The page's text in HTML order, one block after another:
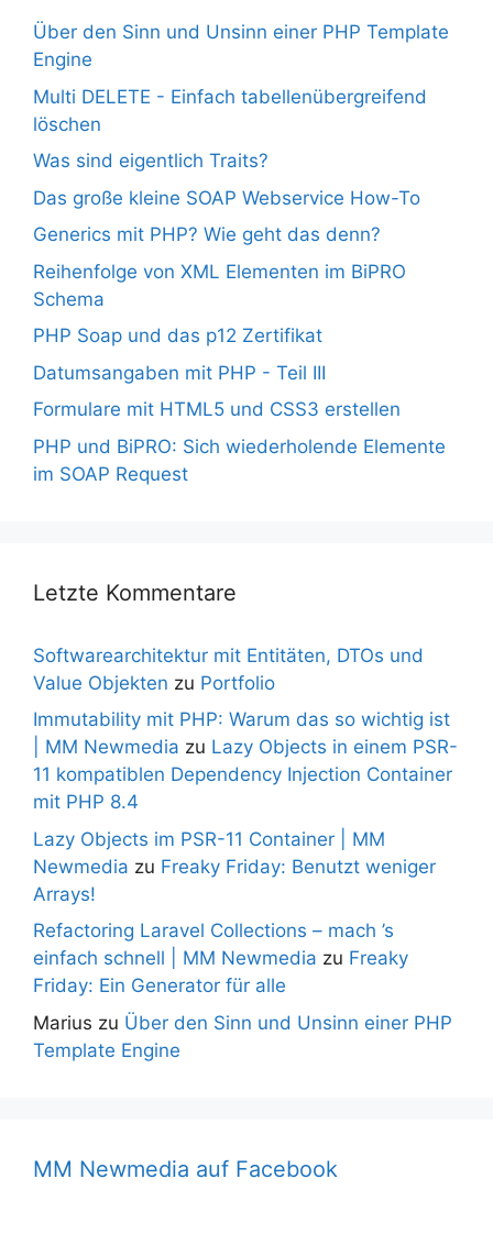
Über den Sinn und Unsinn einer PHP Template
Engine
Multi DELETE - Einfach tabellenübergreifend
löschen
Was sind eigentlich Traits?
Das große kleine SOAP Webservice How-To
Generics mit PHP? Wie geht das denn?
Reihenfolge von XML Elementen im BiPRO
Schema
PHP Soap und das p12 Zertifikat
Datumsangaben mit PHP - Teil III
Formulare mit HTML5 und CSS3 erstellen
PHP und BiPRO: Sich wiederholende Elemente
im SOAP Request
Letzte Kommentare
Softwarearchitektur mit Entitäten, DTOs und
Value Objekten zu Portfolio
Immutability mit PHP: Warum das so wichtig ist
| MM Newmedia zu Lazy Objects in einem PSR-
11 kompatiblen Dependency Injection Container
mit PHP 8.4
Lazy Objects im PSR-11 Container | MM
Newmedia zu Freaky Friday: Benutzt weniger
Arrays!
Refactoring Laravel Collections – mach ’s
einfach schnell | MM Newmedia zu Freaky
Friday: Ein Generator für alle
Marius zu Über den Sinn und Unsinn einer PHP
Template Engine
MM Newmedia auf Facebook